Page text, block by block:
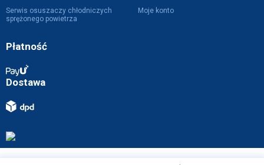
Serwis osuszaczy chłodniczych
sprężonego powietrza
Moje konto
Płatność
Dostawa